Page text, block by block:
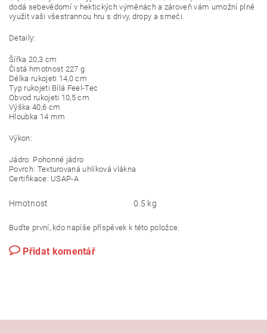
dodá sebevědomí v hektických výměnách a zároveň vám umožní plně
využít vaši všestrannou hru s drivy, dropy a smeči.
Detaily:
Šířka 20,3 cm
Čistá hmotnost 227 g
Délka rukojeti 14,0 cm
Typ rukojeti Bílá Feel-Tec
Obvod rukojeti 10,5 cm
Výška 40,6 cm
Hloubka 14 mm
Výkon:
Jádro: Pohonné jádro
Povrch: Texturovaná uhlíková vlákna
Certifikace: USAP-A
Hmotnost 0.5 kg
Buďte první, kdo napíše příspěvek k této položce.
Přidat komentář